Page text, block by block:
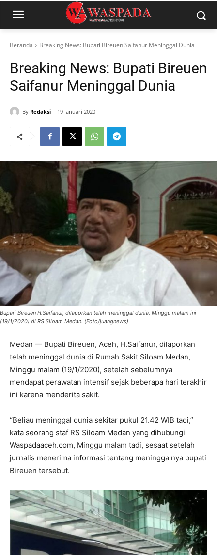
Beranda Breaking News: Bupati Bireuen Saifanur Meninggal Dunia
Breaking News: Bupati Bireuen
Saifanur Meninggal Dunia
By Redaksi 19 Januari 2020
Bupari Bireuen H.Saifanur, dilaporkan telah meninggal dunia, Minggu malam ini
(19/1/2020) di RS Siloam Medan. (Foto/juangnews)
Medan — Bupati Bireuen, Aceh, H.Saifanur, dilaporkan
telah meninggal dunia di Rumah Sakit Siloam Medan,
Minggu malam (19/1/2020), setelah sebelumnya
mendapat perawatan intensif sejak beberapa hari terakhir
ini karena menderita sakit.
“Beliau meninggal dunia sekitar pukul 21.42 WIB tadi,”
kata seorang staf RS Siloam Medan yang dihubungi
Waspadaaceh.com, Minggu malam tadi, sesaat setelah
jurnalis menerima informasi tentang meninggalnya bupati
Bireuen tersebut.